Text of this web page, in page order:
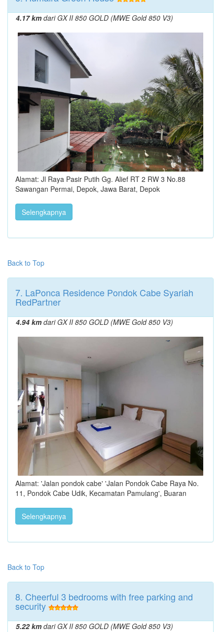
4.17 kmdari GX II 850 GOLD (MWE Gold 850 V3)
Alamat: Jl Raya Pasir Putih Gg. Alief RT 2 RW 3 No.88
Sawangan Permai, Depok, Jawa Barat, Depok
Selengkapnya
Back to Top
7. LaPonca Residence Pondok Cabe Syariah
RedPartner
4.94 kmdari GX II 850 GOLD (MWE Gold 850 V3)
Alamat: 'Jalan pondok cabe' 'Jalan Pondok Cabe Raya No.
11, Pondok Cabe Udik, Kecamatan Pamulang', Buaran
Selengkapnya
Back to Top
8. Cheerful 3 bedrooms with free parking and
security
5.22 kmdari GX II 850 GOLD (MWE Gold 850 V3)